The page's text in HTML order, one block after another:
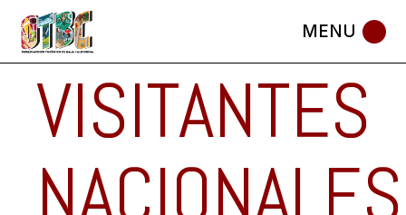
the
contentDE LOS
VISITANTES